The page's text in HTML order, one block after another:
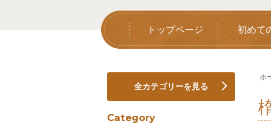
トップページ 初めて
ホ
全カテゴリーを見る
Category